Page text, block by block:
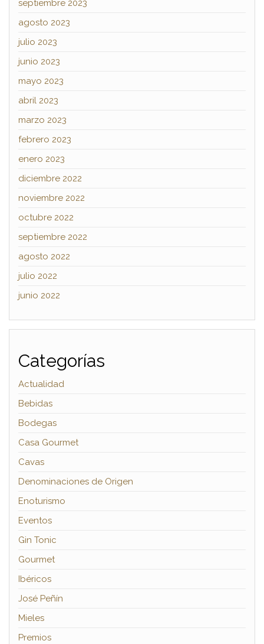
septiembre 2023
agosto 2023
julio 2023
junio 2023
mayo 2023
abril 2023
marzo 2023
febrero 2023
enero 2023
diciembre 2022
noviembre 2022
octubre 2022
septiembre 2022
agosto 2022
julio 2022
junio 2022
Categorías
Actualidad
Bebidas
Bodegas
Casa Gourmet
Cavas
Denominaciones de Origen
Enoturismo
Eventos
Gin Tonic
Gourmet
Ibéricos
José Peñín
Mieles
Premios